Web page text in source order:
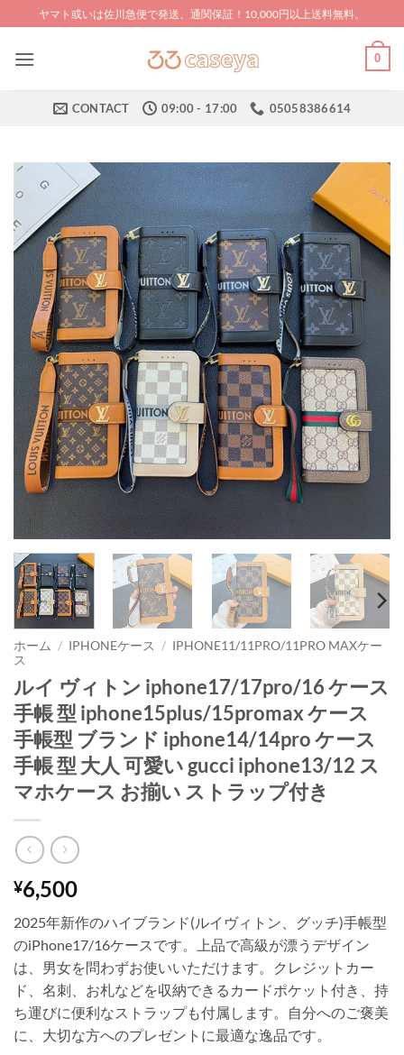
to
content
ヤマト或いは佐川急便で発送、通関保証！10,000円以上送料無料。
0
CONTACT 09:00 - 17:00 05058386614
ホーム / IPHONEケース / IPHONE11/11PRO/11PRO MAXケー
ス
ルイ ヴィトン iphone17/17pro/16 ケース
手帳 型 iphone15plus/15promax ケース
手帳型 ブランド iphone14/14pro ケース
手帳 型 大人 可愛い gucci iphone13/12 ス
マホケース お揃い ストラップ付き
¥6,500
2025年新作のハイブランド(ルイヴィトン、グッチ)手帳型
のiPhone17/16ケースです。上品で高級が漂うデザイン
は、男女を問わずお使いいただけます。クレジットカー
ド、名刺、お札などを収納できるカードポケット付き、持
ち運びに便利なストラップも付属します。自分へのご褒美
に、大切な方へのプレゼントに最適な逸品です。